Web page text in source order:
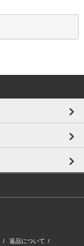
/ 返品について /